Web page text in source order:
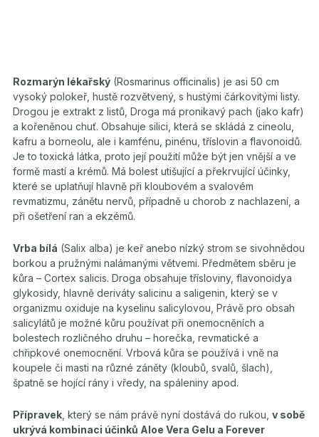
Rozmarýn lékařský (Rosmarinus officinalis) je asi 50 cm
vysoký polokeř, hustě rozvětvený, s hustými čárkovitými listy.
Drogou je extrakt z listů, Droga má pronikavý pach (jako kafr)
a kořeněnou chuť. Obsahuje silici, která se skládá z cineolu,
kafru a borneolu, ale i kamfénu, pinénu, tříslovin a flavonoidů.
Je to toxická látka, proto její použití může být jen vnější a ve
formě mastí a krémů. Má bolest utišující a překrvující účinky,
které se uplatňují hlavně při kloubovém a svalovém
revmatizmu, zánětu nervů, případně u chorob z nachlazení, a
při ošetření ran a ekzémů.
Vrba bílá (Salix alba) je keř anebo nízký strom se sivohnědou
borkou a pružnými nalámanými větvemi. Předmětem sběru je
kůra – Cortex salicis. Droga obsahuje třísloviny, flavonoidya
glykosidy, hlavně deriváty salicinu a saligenin, který se v
organizmu oxiduje na kyselinu salicylovou, Právě pro obsah
salicylátů je možné kůru používat při onemocněních a
bolestech rozličného druhu – horečka, revmatické a
chřipkové onemocnění. Vrbová kůra se používá i vně na
koupele či masti na různé záněty (kloubů, svalů, šlach),
špatně se hojící rány i vředy, na spáleniny apod.
Přípravek , který se nám právě nyní dostává do rukou, v sobě
ukrývá kombinaci účinků Aloe Vera Gelu a Forever